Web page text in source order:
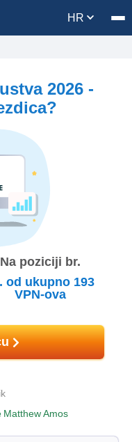
HR
2026 -
Na poziciji br.
od ukupno 193
VPN-ova
Matthew Amos